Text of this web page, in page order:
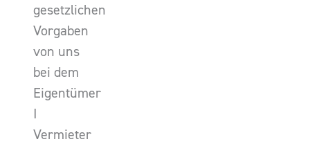
gesetzlichen
Vorgaben
von uns
bei dem
Eigentümer
I
Vermieter